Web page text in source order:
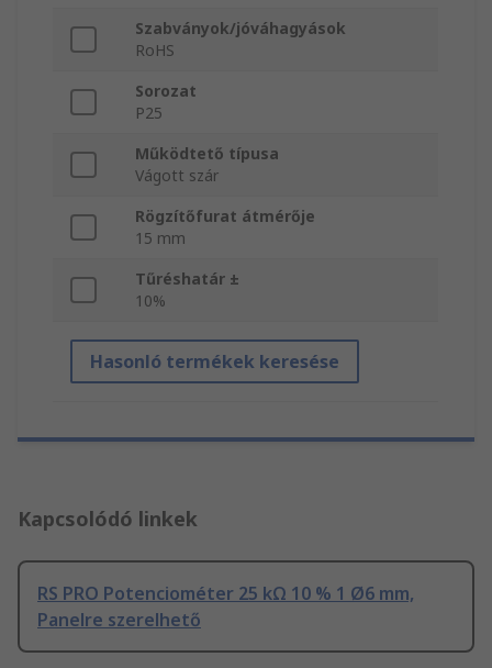
Szabványok/jóváhagyások
RoHS
Sorozat
P25
Működtető típusa
Vágott szár
Rögzítőfurat átmérője
15 mm
Tűréshatár ±
10%
Hasonló termékek keresése
Kapcsolódó linkek
RS PRO Potenciométer 25 kΩ 10 % 1 Ø6 mm,
Panelre szerelhető